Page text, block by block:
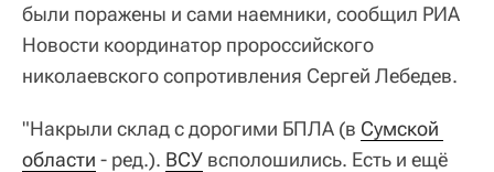
были поражены и сами наемники, сообщил РИА
Новости координатор пророссийского
николаевского сопротивления Сергей Лебедев.
"Накрыли склад с дорогими БПЛА (в Сумской
области - ред.). ВСУ всполошились. Есть и ещё